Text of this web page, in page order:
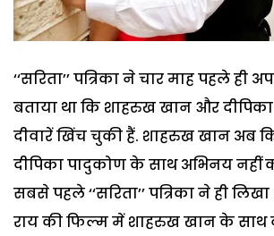
‘‘सरिता’’ पत्रिका ने चार माह पहले ही
बताया था कि शाहरुख खान और
दीवारें खिंच चुकी हैं. शाहरुख खान अब
दीपिका पादुकोण के साथ अभिनय नहीं
सबसे पहले ‘‘सरिता’’ पत्रिका ने ही
राय की फिल्म में शाहरुख खान के साथ